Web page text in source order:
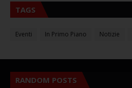
TAGS
Eventi In Primo Piano Notizie
RANDOM POSTS